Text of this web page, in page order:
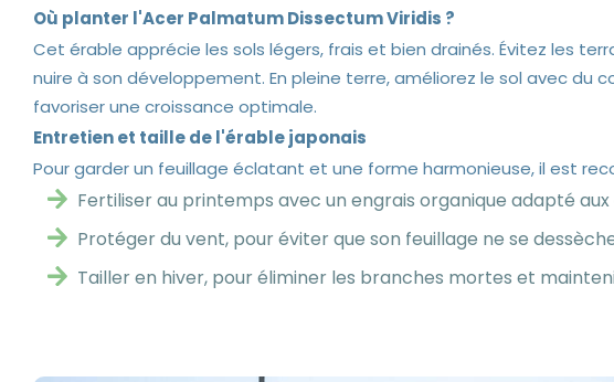
Où planter l'Acer Palmatum Dissectum Viridis ?
Cet érable apprécie les sols légers, frais et bien drainés. Évitez les
nuire à son développement. En pleine terre, améliorez le sol avec du
favoriser une croissance optimale.
Entretien et taille de l'érable japonais
Pour garder un feuillage éclatant et une forme harmonieuse, il est
Fertiliser au printemps avec un engrais organique adapté aux
Protéger du vent, pour éviter que son feuillage ne se
Tailler en hiver, pour éliminer les branches mortes et